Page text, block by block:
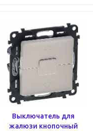
Выключатель для
жалюзи кнопочный